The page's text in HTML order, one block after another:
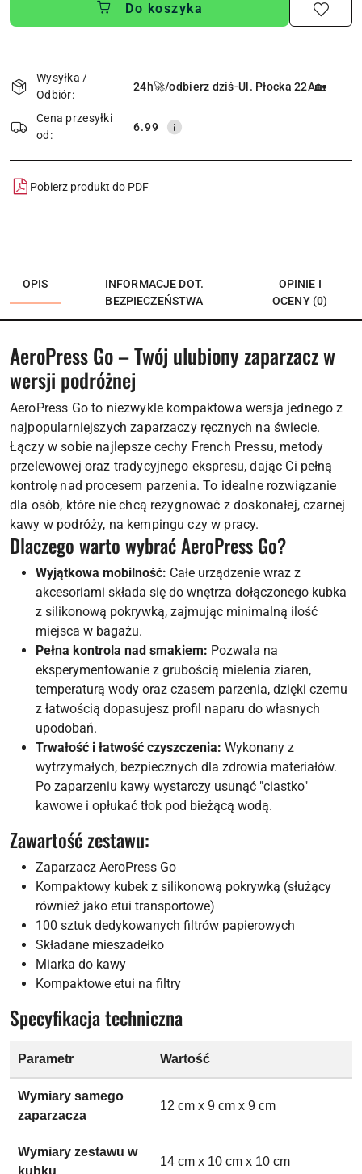
Do koszyka
Dostępność
i
dostawa
Wysyłka /
Odbiór:
24h🚀/odbierz dziś-Ul. Płocka 22A🏡
Cena przesyłki
od:
6.99
Pobierz produkt do PDF
OPIS
INFORMACJE DOT.
BEZPIECZEŃSTWA
OPINIE I
OCENY (0)
AeroPress Go – Twój ulubiony zaparzacz w
wersji podróżnej
AeroPress Go to niezwykle kompaktowa wersja jednego z
najpopularniejszych zaparzaczy ręcznych na świecie.
Łączy w sobie najlepsze cechy French Pressu, metody
przelewowej oraz tradycyjnego ekspresu, dając Ci pełną
kontrolę nad procesem parzenia. To idealne rozwiązanie
dla osób, które nie chcą rezygnować z doskonałej, czarnej
kawy w podróży, na kempingu czy w pracy.
Dlaczego warto wybrać AeroPress Go?
Wyjątkowa mobilność: Całe urządzenie wraz z
akcesoriami składa się do wnętrza dołączonego kubka
z silikonową pokrywką, zajmując minimalną ilość
miejsca w bagażu.
Pełna kontrola nad smakiem: Pozwala na
eksperymentowanie z grubością mielenia ziaren,
temperaturą wody oraz czasem parzenia, dzięki czemu
z łatwością dopasujesz profil naparu do własnych
upodobań.
Trwałość i łatwość czyszczenia: Wykonany z
wytrzymałych, bezpiecznych dla zdrowia materiałów.
Po zaparzeniu kawy wystarczy usunąć "ciastko"
kawowe i opłukać tłok pod bieżącą wodą.
Zawartość zestawu:
Zaparzacz AeroPress Go
Kompaktowy kubek z silikonową pokrywką (służący
również jako etui transportowe)
100 sztuk dedykowanych filtrów papierowych
Składane mieszadełko
Miarka do kawy
Kompaktowe etui na filtry
Specyfikacja techniczna
Parametr Wartość
Wymiary samego
zaparzacza
12 cm x 9 cm x 9 cm
Wymiary zestawu w
kubku
14 cm x 10 cm x 10 cm